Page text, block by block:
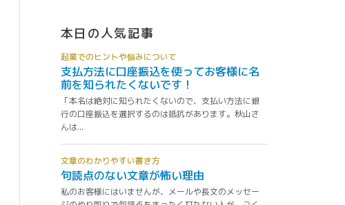
本日の人気記事